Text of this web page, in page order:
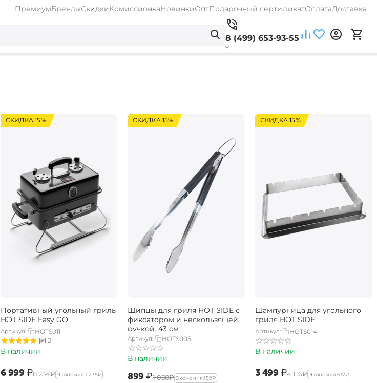
ПремиумБрендыСкидкиКомиссионкаНовинкиОптПодарочный сертификатОплатаДоставка
8 (499) 653-93-55
СКИДКА 15%
Портативный угольный гриль
HOT SIDE Easy GO
Артикул:
HOTS011
2
В наличии
‍6 999‍₽‍8 234‍₽ Экономия:‍1 235‍₽
СКИДКА 15%
Щипцы для гриля HOT SIDE с
фиксатором и нескользящей
ручкой, 43 см
Артикул: HOTS005
В наличии
‍899‍₽‍1 058‍₽ Экономия:‍159‍₽
СКИДКА 15%
Шампурница для угольного
гриля HOT SIDE
Артикул: HOTS014
В наличии
‍3 499‍₽‍4 116‍₽ Экономия:‍617‍₽